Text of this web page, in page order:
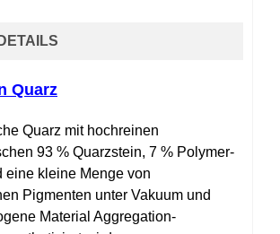
Quarz
Quarz mit hochreinen
93 % Quarzstein, 7 % Polymer-
eine kleine Menge von
Pigmenten unter Vakuum und
Material Aggregation-